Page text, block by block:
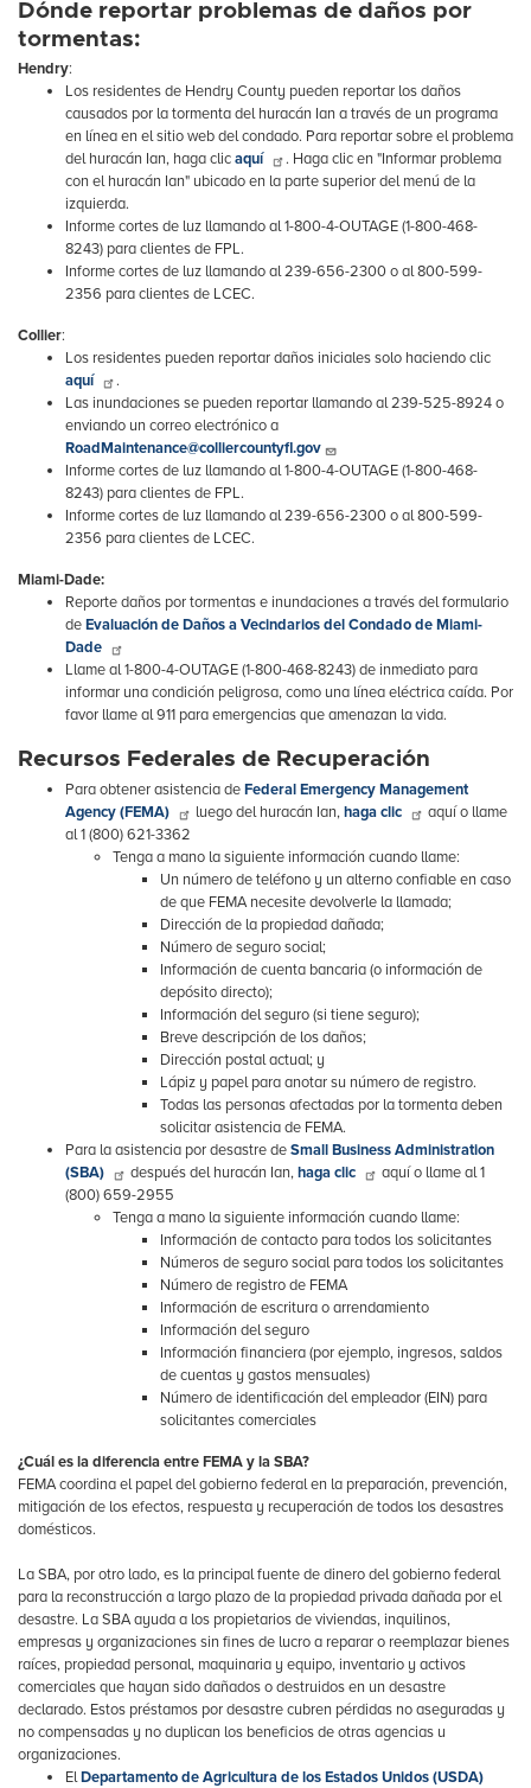
Dónde reportar problemas de daños por
tormentas:
Hendry:
Los residentes de Hendry County pueden reportar los daños
causados ​​por la tormenta del huracán Ian a través de un programa
en línea en el sitio web del condado. Para reportar sobre el problema
del huracán Ian, haga clicaquí
. Haga clic en "Informar problema
con el huracán Ian" ubicado en la parte superior del menú de la
izquierda.
Informe cortes de luz llamando al 1-800-4-OUTAGE (1-800-468-
8243) para clientes de FPL.
Informe cortes de luz llamando al 239-656-2300 o al 800-599-
2356 para clientes de LCEC.
Collier:
Los residentes pueden reportar daños iniciales solo haciendo clic
aquí
.
Las inundaciones se pueden reportar llamando al 239-525-8924 o
enviando un correo electrónico a
RoadMaintenance@colliercountyfl.gov
Informe cortes de luz llamando al 1-800-4-OUTAGE (1-800-468-
8243) para clientes de FPL.
Informe cortes de luz llamando al 239-656-2300 o al 800-599-
2356 para clientes de LCEC.
Miami-Dade:
Reporte daños por tormentas e inundaciones a través del formulario
deEvaluación de Daños a Vecindarios del Condado de Miami-
Dade
Llame al 1-800-4-OUTAGE (1-800-468-8243) de inmediato para
informar una condición peligrosa, como una línea eléctrica caída. Por
favor llame al 911 para emergencias que amenazan la vida.
Recursos Federales de Recuperación
Para obtener asistencia deFederal Emergency Management
Agency (FEMA)
luego del huracán Ian,haga clic
aquí o llame
al 1 (800) 621-3362
Tenga a mano la siguiente información cuando llame:
Un número de teléfono y un alterno confiable en caso
de que FEMA necesite devolverle la llamada;
Dirección de la propiedad dañada;
Número de seguro social;
Información de cuenta bancaria (o información de
depósito directo);
Información del seguro (si tiene seguro);
Breve descripción de los daños;
Dirección postal actual; y
Lápiz y papel para anotar su número de registro.
Todas las personas afectadas por la tormenta deben
solicitar asistencia de FEMA.
Para la asistencia por desastre deSmall Business Administration
(SBA)
después del huracán Ian,haga clic
aquí o llame al 1
(800) 659-2955
Tenga a mano la siguiente información cuando llame:
Información de contacto para todos los solicitantes
Números de seguro social para todos los solicitantes
Número de registro de FEMA
Información de escritura o arrendamiento
Información del seguro
Información financiera (por ejemplo, ingresos, saldos
de cuentas y gastos mensuales)
Número de identificación del empleador (EIN) para
solicitantes comerciales
¿Cuál es la diferencia entre FEMA y la SBA?
FEMA coordina el papel del gobierno federal en la preparación, prevención,
mitigación de los efectos, respuesta y recuperación de todos los desastres
domésticos.
La SBA, por otro lado, es la principal fuente de dinero del gobierno federal
para la reconstrucción a largo plazo de la propiedad privada dañada por el
desastre. La SBA ayuda a los propietarios de viviendas, inquilinos,
empresas y organizaciones sin fines de lucro a reparar o reemplazar bienes
raíces, propiedad personal, maquinaria y equipo, inventario y activos
comerciales que hayan sido dañados o destruidos en un desastre
declarado. Estos préstamos por desastre cubren pérdidas no aseguradas y
no compensadas y no duplican los beneficios de otras agencias u
organizaciones.
ElDepartamento de Agricultura de los Estados Unidos (USDA)